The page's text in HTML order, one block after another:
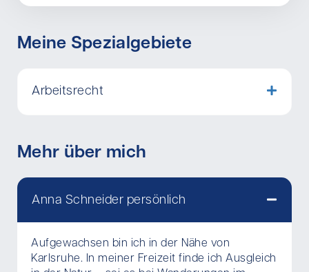
Meine Spezialgebiete
Arbeitsrecht
Mehr über mich
Anna Schneider persönlich
Aufgewachsen bin ich in der Nähe von
Karlsruhe. In meiner Freizeit finde ich Ausgleich